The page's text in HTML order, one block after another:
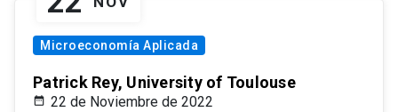
Microeconomía Aplicada
Patrick Rey, University of Toulouse
22 de Noviembre de 2022